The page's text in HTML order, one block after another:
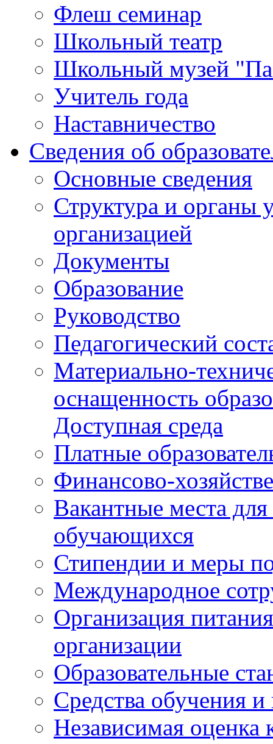
Флеш семинар
Школьный театр
Школьный музей
Учитель года
Наставничество
Сведения об
Основные сведения
Структура и органы
организацией
Документы
Образование
Руководство
Педагогический
Материально-
оснащенность
Доступная среда
Платные
Финансово-
Вакантные места
обучающихся
Стипендии и меры
Международное
Организация
организации
Образовательные
Средства обучения и
Независимая оценка